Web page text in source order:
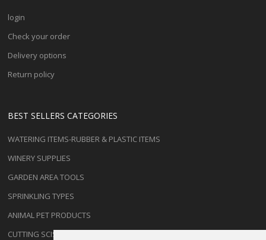
login
Check your order
Delivery options
Return policy
BEST SELLERS CATEGORIES
WATERING ITEMS-RUBBER & PLASTIC ITEMS
WINERY SUPPLIES
GARDEN AREA TOOLS
SPRINKLING TYPES
ANIMAL PET PRODUCTS
CUTTING SCISSORS